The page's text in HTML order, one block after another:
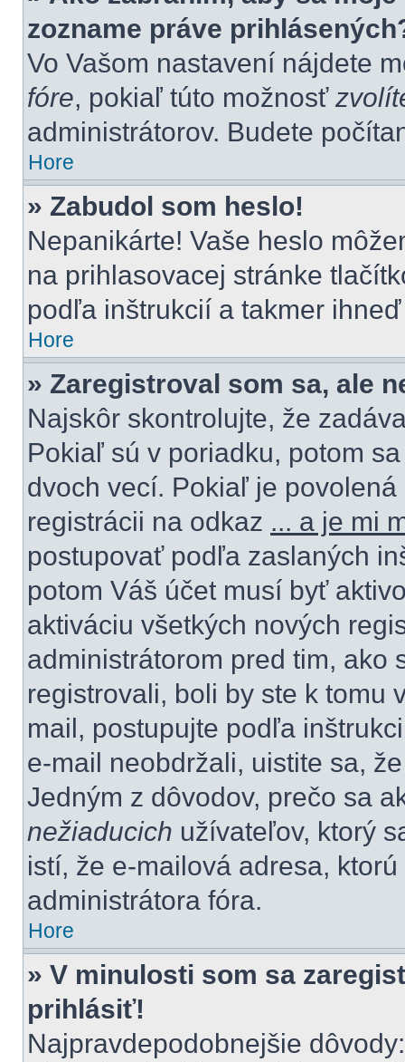
zozname práve
Vo Vašom nastavení nájdete
fóre, pokiaľ túto možnosť
administrátorov. Budete
Hore
» Zabudol som heslo!
Nepanikárte! Vaše heslo
na prihlasovacej stránke
podľa inštrukcií a takmer
Hore
» Zaregistroval som sa, ale
Najskôr skontrolujte, že
Pokiaľ sú v poriadku, potom
dvoch vecí. Pokiaľ je
registrácii na odkaz ... a je mi
postupovať podľa zaslaných
potom Váš účet musí byť
aktiváciu všetkých nových
administrátorom pred tim, ako
registrovali, boli by ste k tomu
mail, postupujte podľa
e-mail neobdržali, uistite sa,
Jedným z dôvodov, prečo sa
nežiaducich užívateľov, ktorý
istí, že e-mailová adresa,
administrátora fóra.
Hore
» V minulosti som sa
prihlásiť!
Najpravdepodobnejšie